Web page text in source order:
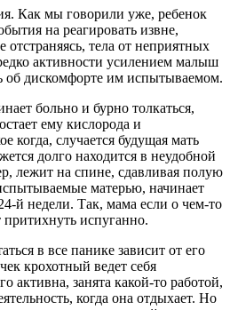
Как мы говорили уже, ребенок
на реагировать извне,
отстраняясь, тела от неприятных
активности усилением малыш
об дискомфорте им испытываемом.
больно и бурно толкаться,
ему кислорода и
когда, случается будущая мать
долго находится в неудобной
лежит на спине, сдавливая полую
матерью, начинает
й недели. Так, мама если о чем-то
испуганно.
в все панике зависит от его
крохотный ведет себя
активна, занята какой-то работой,
когда она отдыхает. Но